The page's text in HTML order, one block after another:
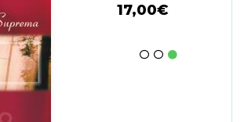
17,00€